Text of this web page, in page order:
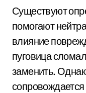
Существуют
помогают
влияние
пуговица
заменить.